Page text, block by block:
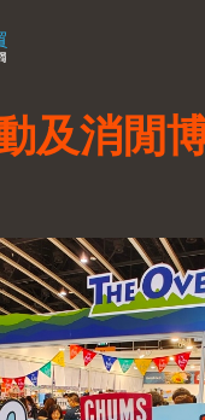
及消閒